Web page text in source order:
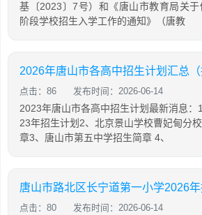
基〔2023〕7号）和《唐山市教育局关
阶段学校招生入学工作的通知》（唐教
2026年唐山市各高中招生计划汇总（
点击：86 发布时间：2026-06-14
2023年唐山市各高中招生计划最新消息
23年招生计划2、北京景山学校曹妃甸分
章3、唐山市第五中学招生简章 4、
唐山市路北区长宁道第一小学2026
点击：80 发布时间：2026-06-14